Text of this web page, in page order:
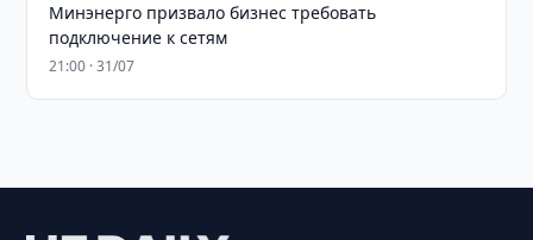
Минэнерго призвало бизнес требовать
подключение к сетям
21:00 · 31/07